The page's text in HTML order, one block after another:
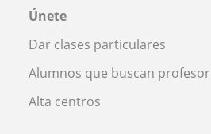
Únete
Dar clases particulares
Alumnos que buscan profesor
Alta centros